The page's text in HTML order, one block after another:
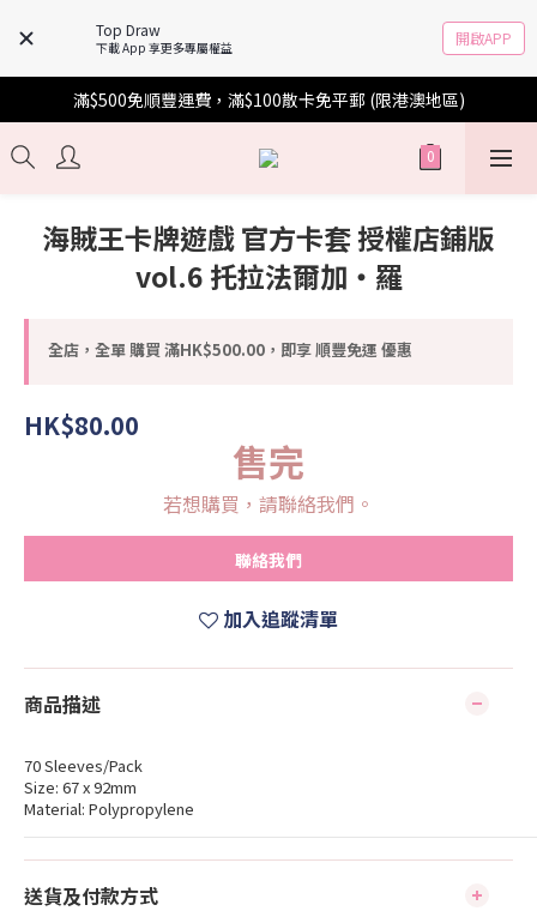
Top Draw
下載 App 享更多專屬權益 開啟APP
滿$500免順豐運費，滿$100散卡免平郵 (限港澳地區)
海賊王卡牌遊戲 官方卡套 授權店鋪版
vol.6 托拉法爾加・羅
全店，全單 購買 滿HK$500.00，即享 順豐免運 優惠
HK$80.00
售完
若想購買，請聯絡我們。
聯絡我們
加入追蹤清單
商品描述
70 Sleeves/Pack
Size: 67 x 92mm
Material: Polypropylene
送貨及付款方式